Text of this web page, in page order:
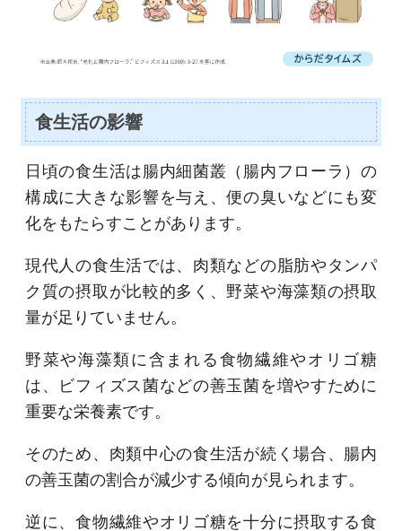
食生活の影響
日頃の食生活は腸内細菌叢（腸内フローラ）の
構成に大きな影響を与え、便の臭いなどにも変
化をもたらすことがあります。
現代人の食生活では、肉類などの脂肪やタンパ
ク質の摂取が比較的多く、野菜や海藻類の摂取
量が足りていません。
野菜や海藻類に含まれる食物繊維やオリゴ糖
は、ビフィズス菌などの善玉菌を増やすために
重要な栄養素です。
そのため、肉類中心の食生活が続く場合、腸内
の善玉菌の割合が減少する傾向が見られます。
逆に、食物繊維やオリゴ糖を十分に摂取する食